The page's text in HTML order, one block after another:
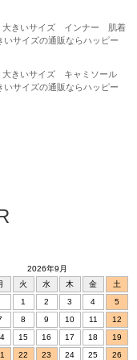
大きいサイズ インナー 肌着
サイズの通販ならハッピー
大きいサイズ キャミソール
サイズの通販ならハッピー
2026年9月
火 水 木 金
土
1
2 3 4
5
8 9 10 11
12
15 16 17 18
19
22 23 24 25
26